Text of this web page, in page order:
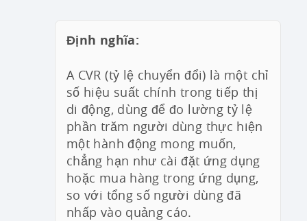
Định nghĩa:
A CVR (tỷ lệ chuyển đổi) là một chỉ
số hiệu suất chính trong tiếp thị
di động, dùng để đo lườngtỷ lệ
phần trăm người dùng thực hiện
một hành động mong muốn,
chẳng hạn như cài đặt ứng dụng
hoặc mua hàng trong ứng dụng,
so với tổng số người dùng đã
nhấp vào quảng cáo.